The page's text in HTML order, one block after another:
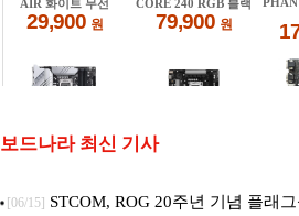
보드나라 최신 기사
[06/15] STCOM, ROG 20주년 기념 플래